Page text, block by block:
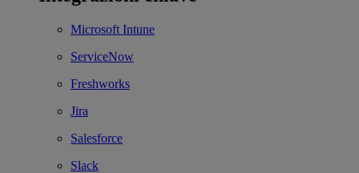
Microsoft Intune
ServiceNow
Freshworks
Jira
Salesforce
Slack